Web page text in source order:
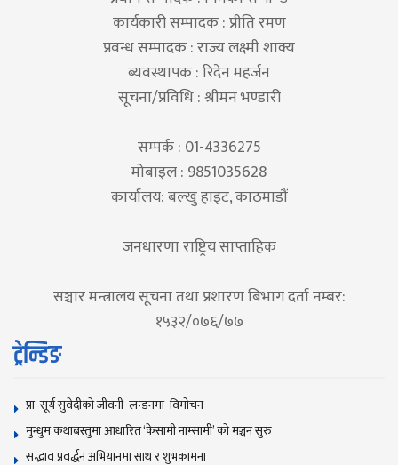
कार्यकारी सम्पादक : प्रीति रमण
प्रवन्ध सम्पादक : राज्य लक्ष्मी शाक्य
ब्यवस्थापक : रिदेन महर्जन
सूचना/प्रविधि : श्रीमन भण्डारी
सम्पर्क : 01-4336275
मोबाइल : 9851035628
कार्यालय: बल्खु हाइट, काठमाडौं
जनधारणा राष्ट्रिय साप्ताहिक
सञ्चार मन्त्रालय सूचना तथा प्रशारण बिभाग दर्ता नम्बर:
१५३२/०७६/७७
ट्रेन्डिङ
प्रा सूर्य सुवेदीको जीवनी लन्डनमा विमोचन
मुन्धुम कथाबस्तुमा आधारित ‘केसामी नाम्सामी’ काे मञ्चन सुरु
सद्भाव प्रवर्द्धन अभियानमा साथ र शुभकामना